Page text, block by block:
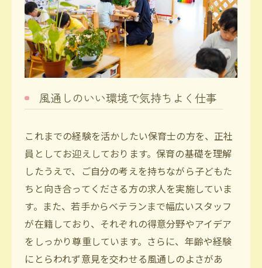
風通しのいい環境で気持ちよく仕事
これまでの経験を活かしたい保育士の方を、正社
員としてお迎えしております。保育の基礎を理解
したうえで、ご自分の考えを持ちながら子どもた
ちと向き合ってくださる方の求人を実施していま
す。また、若手からベテランまで幅広いスタッフ
が在籍しており、それぞれの得意分野やアイデア
をしっかり尊重しています。さらに、年齢や経験
にとらわれず意見を交わせる風通しのよさがあ